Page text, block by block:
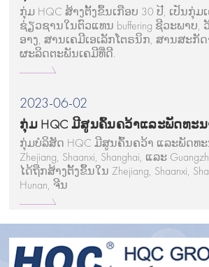
ກຸ່ມ HQC ສ້າງຕັ້ງຂຶ້ນເກືອບ 30 ປີ, ເປັນກຸ່
ຊ່ຽວຊານໃນຕົວແທນ buffering ຊີວະພາບ,
ອາງ, ສານເຄມີເອເລັກໂຕຣນິກ, ສານສະກັ
ຜະລິດຕະພັນເຄມີທີ່ດີ.
2023-06-02
ກຸ່ມ HQC ມີສູນຄົ້ນຄວ້າແລະພັດທະນາ
ກຸ່ມບໍລິສັດ HQC ມີສູນຄົ້ນຄວ້າ ແລະພັດທະ
Zhejiang, Shaanxi, Shanghai, ແລະ
ໄດ້ຖືກສ້າງຕັ້ງຂຶ້ນໃນ Zhejiang, Shaanxi,
Hunan, ຈີນ